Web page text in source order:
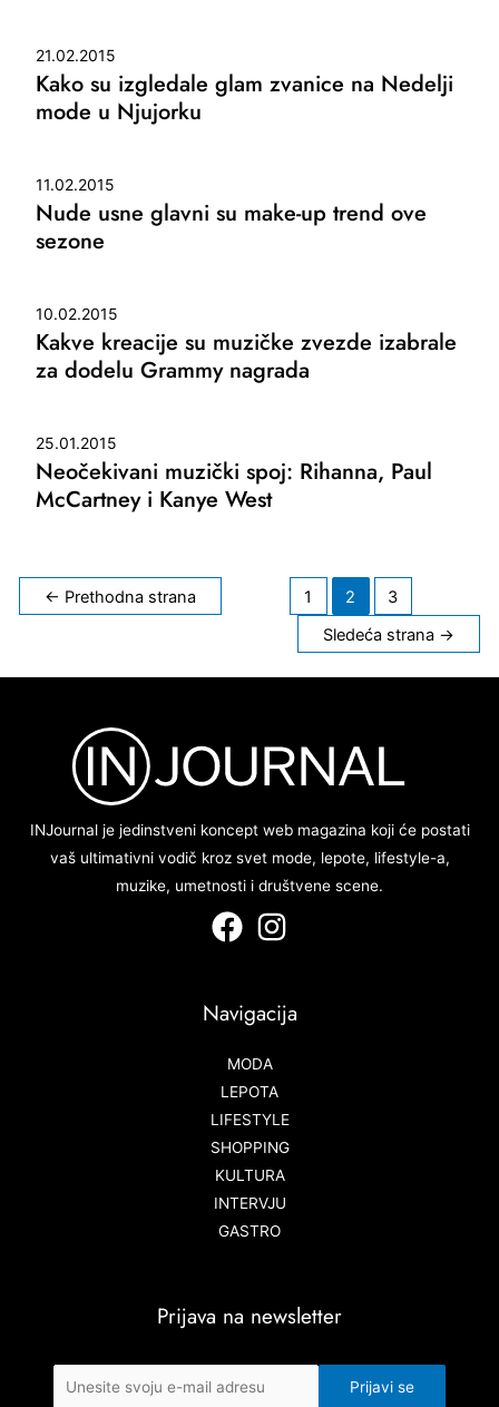
21.02.2015
Kako su izgledale glam zvanice na Nedelji
mode u Njujorku
11.02.2015
Nude usne glavni su make-up trend ove
sezone
10.02.2015
Kakve kreacije su muzičke zvezde izabrale
za dodelu Grammy nagrada
25.01.2015
Neočekivani muzički spoj: Rihanna, Paul
McCartney i Kanye West
Kretanje
članaka
← Prethodna strana 1 2
3
Sledeća strana →
INJournal je jedinstveni koncept web magazina koji će postati
vaš ultimativni vodič kroz svet mode, lepote, lifestyle-a,
muzike, umetnosti i društvene scene.
Navigacija
MODA
LEPOTA
LIFESTYLE
SHOPPING
KULTURA
INTERVJU
GASTRO
Prijava na newsletter